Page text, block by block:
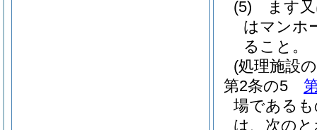
(5)
ます
はマンホ
ること。
(処理施設
第2条の5
場である
は、次の